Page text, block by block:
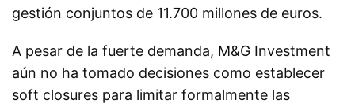
gestión conjuntos de 11.700 millones de euros.
A pesar de la fuerte demanda, M&G Investment
aún no ha tomado decisiones como establecer
soft closures para limitar formalmente las